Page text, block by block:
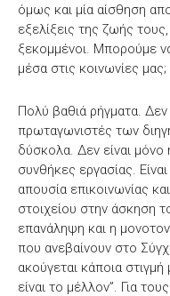
όμως και μία αίσθηση
εξελίξεις της ζωής
ξεκομμένοι. Μπορούμε
μέσα στις κοινωνίες μας;
Πολύ βαθιά ρήγματα. Δεν
πρωταγωνιστές των
δύσκολα. Δεν είναι μόνο
συνθήκες εργασίας.
απουσία επικοινωνίας
στοιχείου στην άσκηση
επανάληψη και η
που ανεβαίνουν στο
ακούγεται κάποια
είναι το μέλλον”. Για